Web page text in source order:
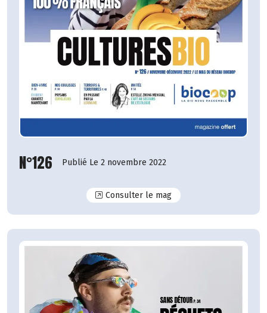
N°126 Publié Le 2 novembre 2022
Consulter le magN°126